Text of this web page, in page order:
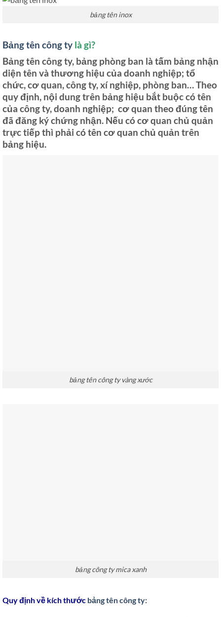
bảng tên inox
Bảng tên công ty là gì?
Bảng tên công ty, bảng phòng ban là tấm bảng nhận
diện tên và thương hiệu của doanh nghiệp; tổ
chức, cơ quan, công ty, xí nghiệp, phòng ban… Theo
quy định, nội dung trên bảng hiệu bắt buộc có tên
của công ty, doanh nghiệp; cơ quan theo đúng tên
đã đăng ký chứng nhận. Nếu có cơ quan chủ quản
trực tiếp thì phải có tên cơ quan chủ quản trên
bảng hiệu.
bảng tên công ty vàng xước
bảng công ty mica xanh
Quy định về kích thước bảng tên công ty: